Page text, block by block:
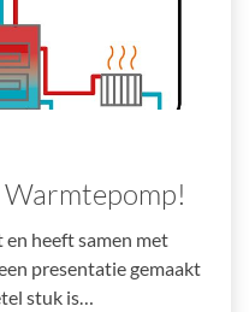
heeft samen met
presentatie gemaakt
stuk is…